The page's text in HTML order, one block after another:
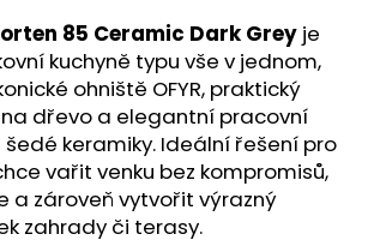
85 Ceramic Dark Grey je
kuchyně typu vše v jednom,
ohniště OFYR, praktický
dřevo a elegantní pracovní
keramiky. Ideální řešení pro
vařit venku bez kompromisů,
a zároveň vytvořit výrazný
zahrady či terasy.
HLEDAT